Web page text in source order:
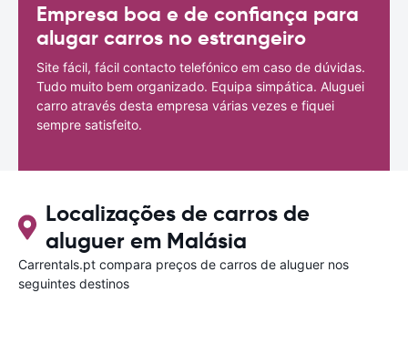
Empresa boa e de confiança para
alugar carros no estrangeiro
Site fácil, fácil contacto telefónico em caso de dúvidas.
Tudo muito bem organizado. Equipa simpática. Aluguei
carro através desta empresa várias vezes e fiquei
sempre satisfeito.
Localizações de carros de
aluguer em Malásia
Carrentals.pt compara preços de carros de aluguer nos
seguintes destinos